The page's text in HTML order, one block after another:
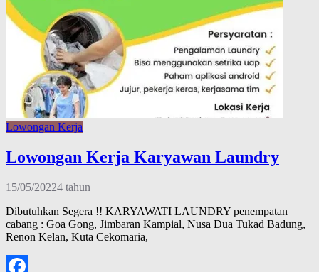
Lowongan Kerja
Lowongan Kerja Karyawan Laundry
15/05/20224 tahun
Dibutuhkan Segera !! KARYAWATI LAUNDRY penempatan
cabang : Goa Gong, Jimbaran Kampial, Nusa Dua Tukad Badung,
Renon Kelan, Kuta Cekomaria,